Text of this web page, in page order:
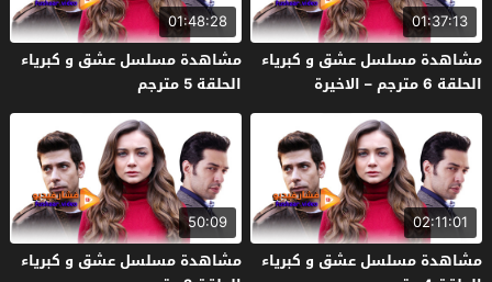
01:37:13
مشاهدة مسلسل عشق و كبرياء
الحلقة 6 مترجم – الاخيرة
01:48:28
مشاهدة مسلسل عشق و كبرياء
الحلقة 5 مترجم
02:11:01
مشاهدة مسلسل عشق و كبرياء
50:09
مشاهدة مسلسل عشق و كبرياء